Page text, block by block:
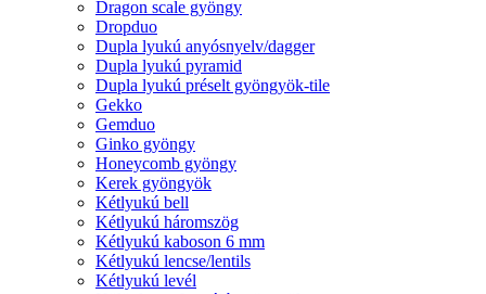
Dragon scale gyöngy
Dropduo
Dupla lyukú anyósnyelv/dagger
Dupla lyukú pyramid
Dupla lyukú préselt gyöngyök-tile
Gekko
Gemduo
Ginko gyöngy
Honeycomb gyöngy
Kerek gyöngyök
Kétlyukú bell
Kétlyukú háromszög
Kétlyukú kaboson 6 mm
Kétlyukú lencse/lentils
Kétlyukú levél